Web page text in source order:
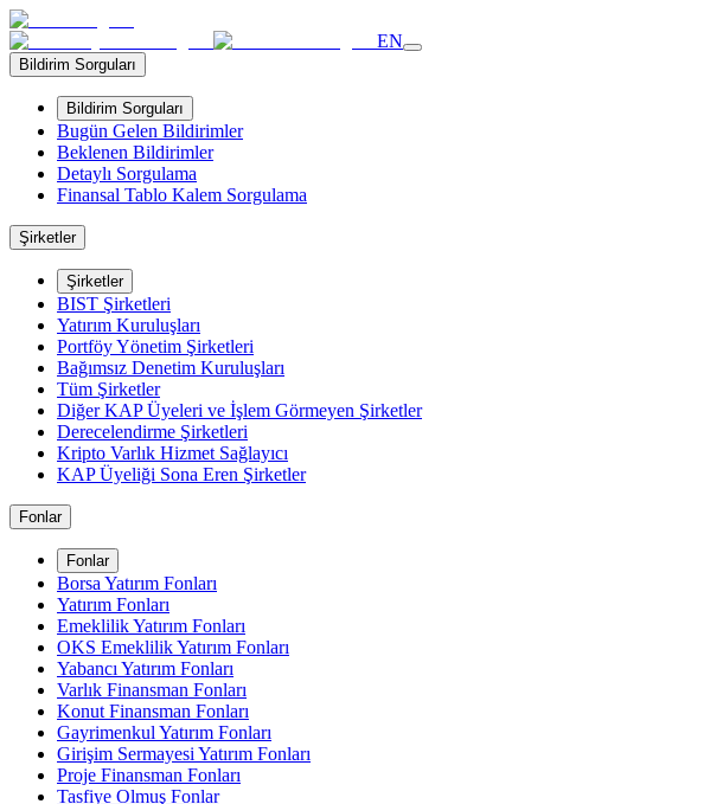
EN
Bildirim Sorguları
Bildirim Sorguları
Bugün Gelen Bildirimler
Beklenen Bildirimler
Detaylı Sorgulama
Finansal Tablo Kalem Sorgulama
Şirketler
Şirketler
BIST Şirketleri
Yatırım Kuruluşları
Portföy Yönetim Şirketleri
Bağımsız Denetim Kuruluşları
Tüm Şirketler
Diğer KAP Üyeleri ve İşlem Görmeyen Şirketler
Derecelendirme Şirketleri
Kripto Varlık Hizmet Sağlayıcı
KAP Üyeliği Sona Eren Şirketler
Fonlar
Fonlar
Borsa Yatırım Fonları
Yatırım Fonları
Emeklilik Yatırım Fonları
OKS Emeklilik Yatırım Fonları
Yabancı Yatırım Fonları
Varlık Finansman Fonları
Konut Finansman Fonları
Gayrimenkul Yatırım Fonları
Girişim Sermayesi Yatırım Fonları
Proje Finansman Fonları
Tasfiye Olmuş Fonlar